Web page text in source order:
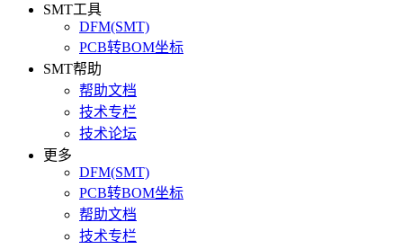
SMT工具
DFM(SMT)
PCB转BOM坐标
SMT帮助
帮助文档
技术专栏
技术论坛
更多
DFM(SMT)
PCB转BOM坐标
帮助文档
技术专栏